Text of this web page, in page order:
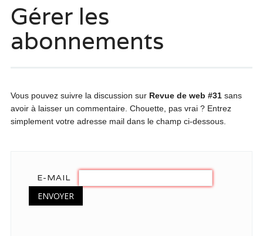
Gérer les
abonnements
Vous pouvez suivre la discussion sur Revue de web #31sans
avoir à laisser un commentaire. Chouette, pas vrai ? Entrez
simplement votre adresse mail dans le champ ci-dessous.
E-MAIL